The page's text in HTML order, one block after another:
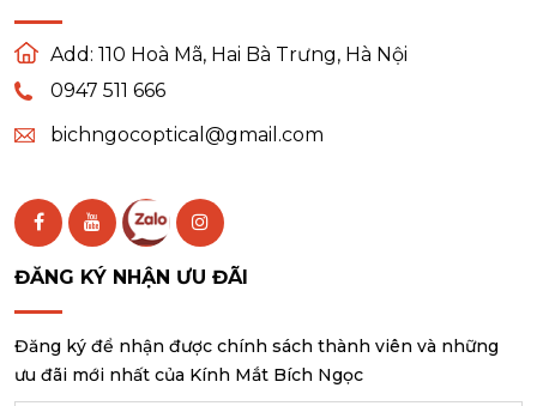
Add: 110 Hoà Mã, Hai Bà Trưng, Hà Nội
0947 511 666
bichngocoptical@gmail.com
ĐĂNG KÝ NHẬN ƯU ĐÃI
Đăng ký để nhận được chính sách thành viên và những
ưu đãi mới nhất của Kính Mắt Bích Ngọc